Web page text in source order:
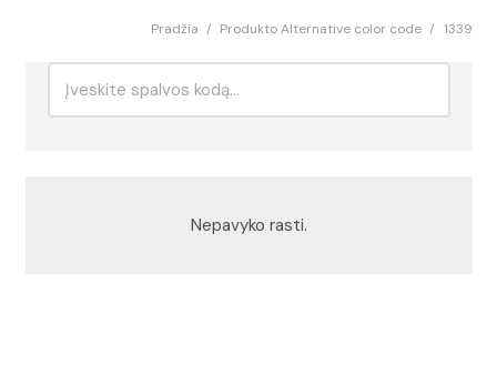
Pradžia / Produkto Alternative color code / 1339
Nepavyko rasti.